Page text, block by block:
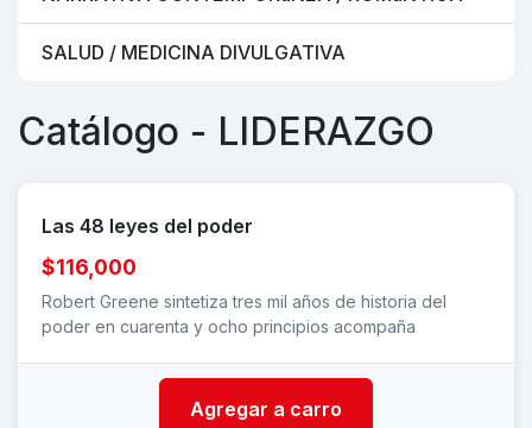
SALUD / MEDICINA DIVULGATIVA
Catálogo - LIDERAZGO
Las 48 leyes del poder
$116,000
Robert Greene sintetiza tres mil años de historia del
poder en cuarenta y ocho principios acompaña
Agregar a carro